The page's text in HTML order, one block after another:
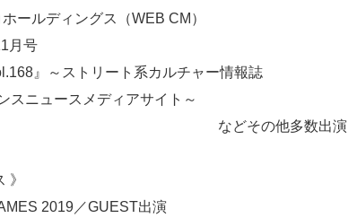
ールディングス（WEB CM）
月号
』～ストリート系カルチャー情報誌
スニュースメディアサイト～
の他多数出演
》
2019／GUEST出演